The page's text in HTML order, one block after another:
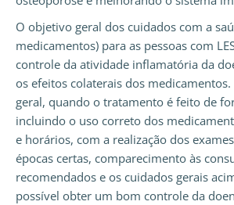
O objetivo geral dos cuidados com a
medicamentos) para as pessoas com
controle da atividade inflamatória da
os efeitos colaterais dos
geral, quando o tratamento é feito de
incluindo o uso correto dos
e horários, com a realização dos
épocas certas, comparecimento às
recomendados e os cuidados gerais
possível obter um bom controle da